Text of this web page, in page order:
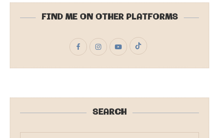
FIND ME ON OTHER PLATFORMS
SEARCH